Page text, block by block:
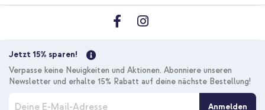
Jetzt 15% sparen!
Verpasse keine Neuigkeiten und Aktionen. Abonniere unseren
Newsletter und erhalte 15% Rabatt auf deine nächste Bestellung!
Anmelden